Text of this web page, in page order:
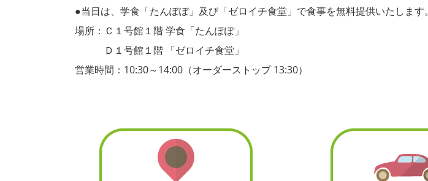
●当日は、学食「たんぽぽ」及び「ゼロイチ食堂」で食事を無料提供いたします。
場所：Ｃ１号館１階 学食「たんぽぽ」
Ｄ１号館１階 「ゼロイチ食堂」
営業時間：10:30～14:00（オーダーストップ 13:30）